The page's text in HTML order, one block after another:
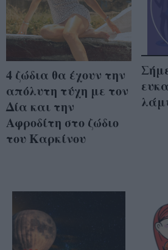
4 ζώδια θα έχουν την
απόλυτη τύχη με τον
Δία και την
Αφροδίτη στο ζώδιο
του Καρκίνου